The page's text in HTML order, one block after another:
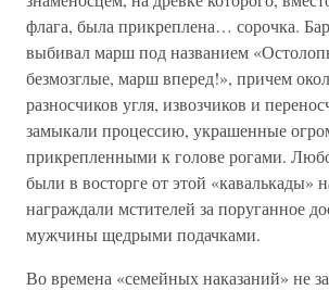
флага, была прикреплена… сорочка.
выбивал марш под названием
безмозглые, марш вперед!», причем
разносчиков угля, извозчиков и
замыкали процессию, украшенные
прикрепленными к голове рогами.
были в восторге от этой «кавалькады»
награждали мстителей за поруганное
мужчины щедрыми подачками.
Во времена «семейных наказаний» не